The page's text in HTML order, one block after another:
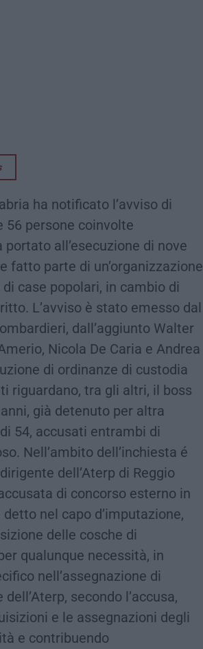
ha notificato l’avviso di
56 persone coinvolte
all’esecuzione di nove
fatto parte di un’organizzazione
case popolari, in cambio di
L’avviso è stato emesso dal
dall’aggiunto Walter
Nicola De Caria e Andrea
di ordinanze di custodia
riguardano, tra gli altri, il boss
già detenuto per altra
54, accusati entrambi di
Nell’ambito dell’inchiesta é
dell’Aterp di Reggio
di concorso esterno in
nel capo d’imputazione,
delle cosche di
qualunque necessità, in
nell’assegnazione di
secondo l’accusa,
e le assegnazioni degli
e contribuendo